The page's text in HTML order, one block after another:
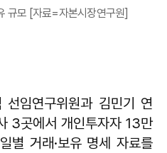
규모 [자료=자본시장연구원]
선임연구위원과 김민기 연
3곳에서 개인투자자 13만
거래·보유 명세 자료를